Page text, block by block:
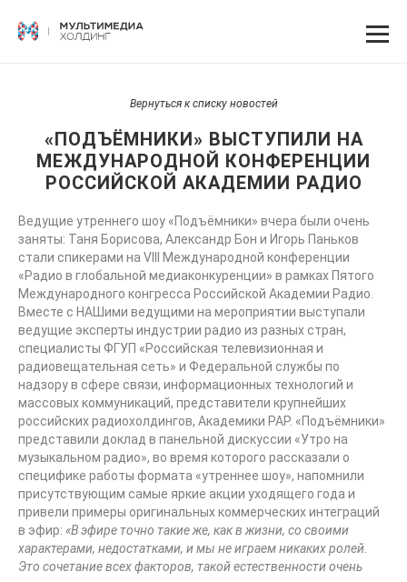
Вернуться к списку новостей
«ПОДЪЁМНИКИ» ВЫСТУПИЛИ НА
МЕЖДУНАРОДНОЙ КОНФЕРЕНЦИИ
РОССИЙСКОЙ АКАДЕМИИ РАДИО
Ведущие утреннего шоу «Подъёмники» вчера были очень
заняты: Таня Борисова, Александр Бон и Игорь Паньков
стали спикерами на VIII Международной конференции
«Радио в глобальной медиаконкуренции» в рамках Пятого
Международного конгресса Российской Академии Радио.
Вместе с НАШими ведущими на мероприятии выступали
ведущие эксперты индустрии радио из разных стран,
специалисты ФГУП «Российская телевизионная и
радиовещательная сеть» и Федеральной службы по
надзору в сфере связи, информационных технологий и
массовых коммуникаций, представители крупнейших
российских радиохолдингов, Академики РАР. «Подъёмники»
представили доклад в панельной дискуссии «Утро на
музыкальном радио», во время которого рассказали о
специфике работы формата «утреннее шоу», напомнили
присутствующим самые яркие акции уходящего года и
привели примеры оригинальных коммерческих интеграций
в эфир: «В эфире точно такие же, как в жизни, со своими
характерами, недостатками, и мы не играем никаких ролей.
Это сочетание всех факторов, такой естественности очень